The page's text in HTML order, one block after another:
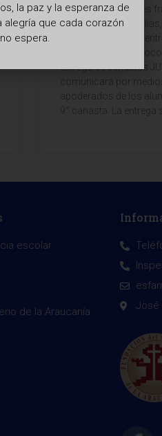
Junto con saludarles
Ustedes y sus
realizará la Novena
Alimentación,
entrega de canastas
comunicará por
apoderados de los
9° canasta. La entrega
escolar
de la Araucanía
José
la paz y la esperanza de
alegría que cada corazón
espera.